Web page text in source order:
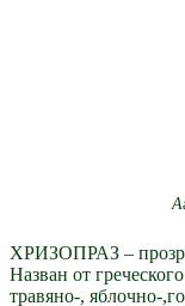
ХРИЗОПРАЗ –
Назван от греческого
травяно-, яблочно-